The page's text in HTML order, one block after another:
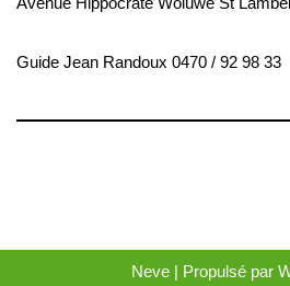
Guide Jean Randoux 0470 / 92 98 33
Neve | Propulsé par